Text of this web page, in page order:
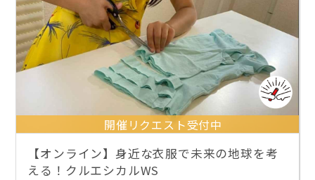
開催リクエスト受付中
【オンライン】身近な衣服で未来の地球を考
える！クルエシカルWS